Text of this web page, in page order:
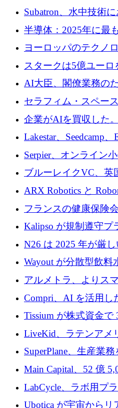
Macrodata Labs はそ
Subatron、水中技術
の 1 つに取り組むた
確保
半導体：2025年に最
10社
ヨーロッパのテクノ
ユーロの取引と
スタークは5億ユーロ
Funding Explorerの立
AI大臣、閣僚業務の
セラフィム・スペー
追いつきつつある」
企業がAIを買収した
る人々が必要です
Lakestar、Seedcamp
SE3 が自律システム
ームを発表
Serpier、オンライン
性向上を支援するた
ブルーレイクVC、英
導スタートアップ支
ARX Robotics と
を設立し、無人地上
フランスの健康保険
ユーロの資金調達ラ
Kalipso が規制遵守プ
るために 320 万ドル
N26 は 2025 年が厳
達成
Wayout が分散型飲料
プラットフォームを
ーロを調達
アルメトラ、よりス
ためにシリーズ A で
Compri、AI を活用し
320 万ユーロを確保
Tissium が株式資金で
3,000 万ユーロを調達
LiveKid、ラテンアメ
Aldea を買収
SuperPlane、生産業
クフロー層に変える
Main Capital、52 億
でエンタープライズ
LabCycle、ラボ用プ
ステムを商業化し、
Ubotica が宇宙から